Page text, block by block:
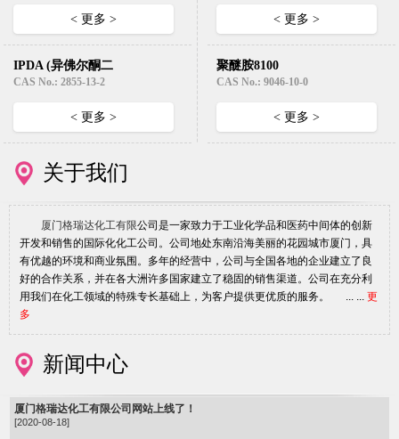
< 更多 > < 更多 >
IPDA (异佛尔酮二
胺)
CAS No.: 2855-13-2
< 更多 >
聚醚胺8100
CAS No.: 9046-10-0
< 更多 >
关于我们
厦门格瑞达化工有限公司是一家致力于工业化学品和医药中间体的创新
开发和销售的国际化化工公司。公司地处东南沿海美丽的花园城市厦门，具
有优越的环境和商业氛围。多年的经营中，公司与全国各地的企业建立了良
好的合作关系，并在各大洲许多国家建立了稳固的销售渠道。公司在充分利
用我们在化工领域的特殊专长基础上，为客户提供更优质的服务。 ... ...更
多
新闻中心
厦门格瑞达化工有限公司网站上线了！
[2020-08-18]